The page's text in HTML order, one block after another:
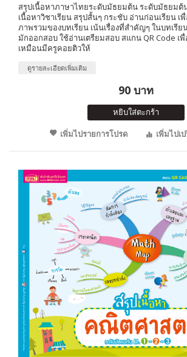
สรุปเนื้อหาภาษาไทยระดับมัธยมต้น ระดับมัธยมต้
เนื้อหาวิชาเรียน สรุปสั้นๆ กระชับ อ่านก่อนเรียน เ
ภาพรวมของบทเรียน เน้นเรื่องที่สำคัญๆ ในบทเรีย
มักออกสอบ ใช้อ่านเตรียมสอบ สแกน QR Code เพื่
เหมือนมีครูคอยติวให้
ดูรายละเอียดเพิ่มเติม
90 บาท
หยิบใส่ตะกร้า
เพิ่มไปรายการโปรด
เพิ่มไปเ